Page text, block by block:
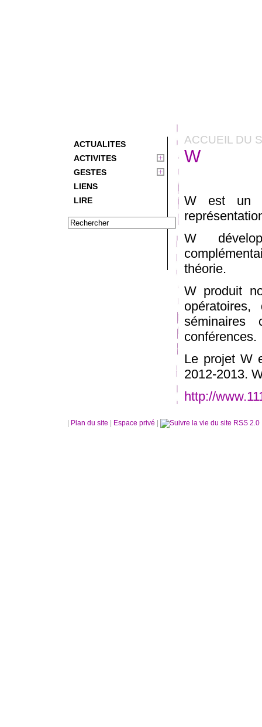
ACTUALITES
ACTIVITES
GESTES
LIENS
LIRE
ACCUEIL DU
W
W est un
W
théorie.
W produit
conférences.
Le projet W
2012-2013.
http://
Plan du site Espace privé RSS 2.0